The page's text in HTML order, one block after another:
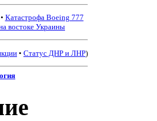
Катастрофа Boeing 777
востоке Украины
• Статус ДНР и ЛНР)